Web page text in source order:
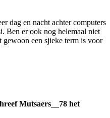
dag en nacht achter computers
Ben er ook nog helemaal niet
een sjieke term is voor
Mutsaers__78 het